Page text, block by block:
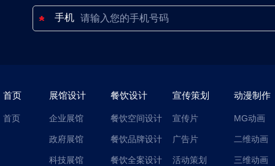
手机
首页
首页
展馆设计
企业展馆
政府展馆
科技展馆
餐饮设计
餐饮空间设计
餐饮品牌设计
餐饮全案设计
宣传策划
宣传片
广告片
活动策划
动漫制作
MG动画
二维动画
三维动画